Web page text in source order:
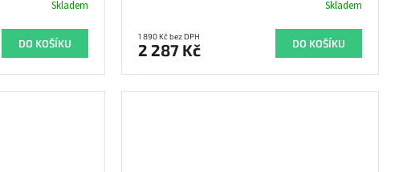
Skladem
DO KOŠÍKU
Skladem
1 890 Kč bez DPH
2 287 Kč DO KOŠÍKU